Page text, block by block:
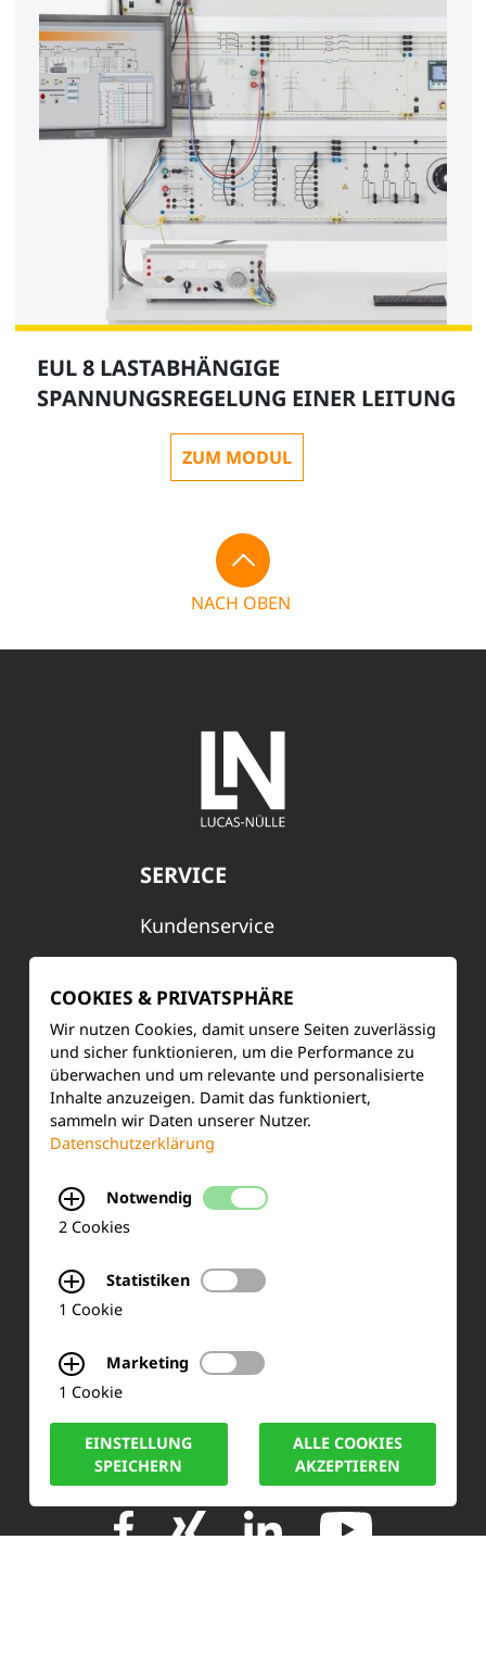
EUL 8 LASTABHÄNGIGE
SPANNUNGSREGELUNG EINER LEITUNG
ZUM MODUL
NACH OBEN
SERVICE
Kundenservice
Training & Schulung
Ihre Meinung
FAQ
KONTAKT
Tel.: +49 (0) 2273-567 0
info@lucas-nuelle.de
COOKIES & PRIVATSPHÄRE
Wir nutzen Cookies, damit unsere Seiten zuverlässig
und sicher funktionieren, um die Performance zu
überwachen und um relevante und personalisierte
Inhalte anzuzeigen. Damit das funktioniert,
sammeln wir Daten unserer Nutzer.
Datenschutzerklärung
Notwendig
2 Cookies
Statistiken
1 Cookie
Marketing
1 Cookie
EINSTELLUNG
SPEICHERN
ALLE COOKIES
AKZEPTIEREN